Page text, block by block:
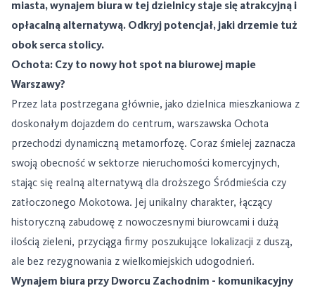
miasta, wynajem biura w tej dzielnicy staje się atrakcyjną i
opłacalną alternatywą. Odkryj potencjał, jaki drzemie tuż
obok serca stolicy.
Ochota: Czy to nowy hot spot na biurowej mapie
Warszawy?
Przez lata postrzegana głównie, jako dzielnica mieszkaniowa z
doskonałym dojazdem do centrum, warszawska Ochota
przechodzi dynamiczną metamorfozę. Coraz śmielej zaznacza
swoją obecność w sektorze nieruchomości komercyjnych,
stając się realną alternatywą dla droższego Śródmieścia czy
zatłoczonego Mokotowa. Jej unikalny charakter, łączący
historyczną zabudowę z nowoczesnymi biurowcami i dużą
ilością zieleni, przyciąga firmy poszukujące lokalizacji z duszą,
ale bez rezygnowania z wielkomiejskich udogodnień.
Wynajem biura przy Dworcu Zachodnim - komunikacyjny